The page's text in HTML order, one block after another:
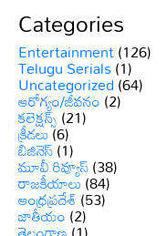
Categories
Entertainment(126)
Telugu Serials(1)
Uncategorized(64)
ఆరోగ్యం/జీవనం(2)
కలెక్షన్స్(21)
క్రీడలు(6)
బిజినెస్(1)
మూవీ రివ్యూస్(38)
రాజకీయాలు(84)
ఆంధ్రప్రదేశ్(53)
జాతీయం(2)